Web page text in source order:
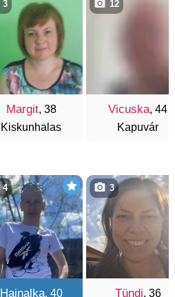
Margit, 38
Kiskunhalas
3
Vicuska, 44
Kapuvár
12
Hajnalka, 40
4
Tündi, 36
3